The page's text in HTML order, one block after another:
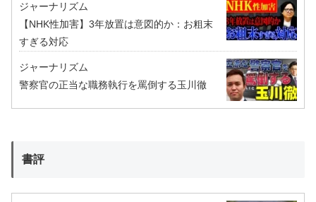
ジャーナリズム
【NHK性加害】3年放置は意図的か：お粗末
すぎる対応
ジャーナリズム
警察官の正当な職務執行を罵倒する玉川徹
書評